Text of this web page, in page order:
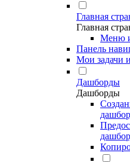
Главная
Главная
Меню
Панель
Мои задачи
Дашборды
Дашборды